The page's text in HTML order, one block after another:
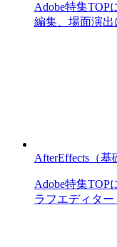
Adobe特集TOP
編集、場面演出
AfterEffects
Adobe特集TOP
ラフエディター